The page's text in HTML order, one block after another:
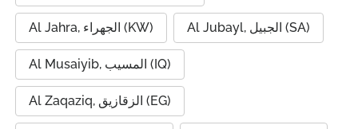
Al Jahra, الجهراء (KW) Al Jubayl, الجبيل (SA)
Al Musaiyib, المسيب (IQ)
Al Zaqaziq, الزقازيق (EG)